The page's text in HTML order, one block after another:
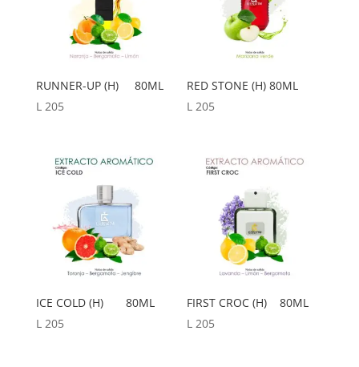
RUNNER-UP (H) 80ML
L 205
RED STONE (H) 80ML
L 205
ICE COLD (H) 80ML
L205
FIRST CROC (H) 80ML
L205